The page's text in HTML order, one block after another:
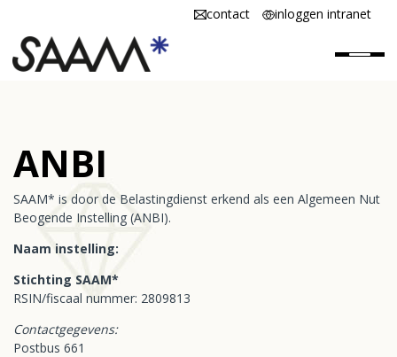
contact inloggen intranet
SAAM* is
SAAM* werken
SAAM* scholen
Vacatures
ANBI
SAAM* is door de Belastingdienst erkend als een Algemeen Nut
Beogende Instelling (ANBI).
Naam instelling:
Stichting SAAM*
RSIN/fiscaal nummer: 2809813
Contactgegevens:
Postbus 661